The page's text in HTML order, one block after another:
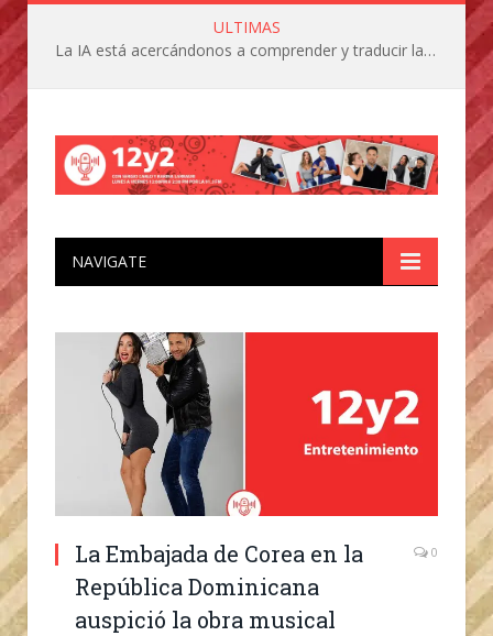
ULTIMAS
La IA está acercándonos a comprender y traducir las vocalizaciones y comportamientos de nuestras mascotas
NAVIGATE
La Embajada de Corea en la
República Dominicana
auspició la obra musical
0